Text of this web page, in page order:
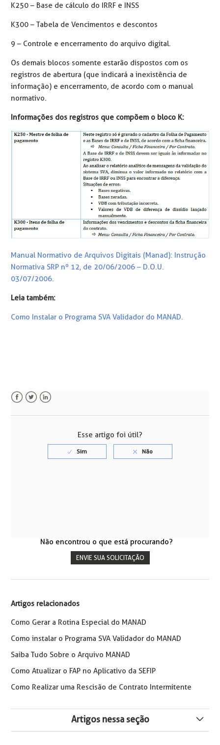
K250 – Base de cálculo do IRRF e INSS
K300 – Tabela de Vencimentos e descontos
9 – Controle e encerramento do arquivo digital.
Os demais blocos somente estarão dispostos com os
registros de abertura (que indicará a inexistência de
informação) e encerramento, de acordo com o manual
normativo.
Informações dos registros que compõem o bloco K:
Manual Normativo de Arquivos Digitais (Manad): Instrução
Normativa SRP nº 12, de 20/06/2006 – D.O.U.
03/07/2006.
Leia também:
Como Instalar o Programa SVA Validador do MANAD.
Esse artigo foi útil?
Não encontrou o que está procurando?
ENVIE SUA SOLICITAÇÃO
Artigos relacionados
Como Gerar a Rotina Especial do MANAD
Como instalar o Programa SVA Validador do MANAD
Saiba Tudo Sobre o Arquivo MANAD
Como Atualizar o FAP no Aplicativo da SEFIP
Como Realizar uma Rescisão de Contrato Intermitente
Artigos nessa seção